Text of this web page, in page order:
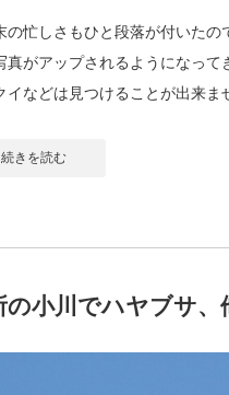
の忙しさもひと段落が付いた
真がアップされるようになって
イなどは見つけることが出来ま
続きを読む
の小川でハヤブサ、